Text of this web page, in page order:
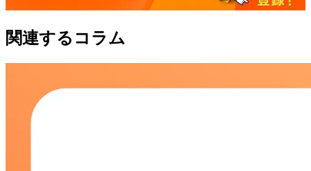
関連するコラム